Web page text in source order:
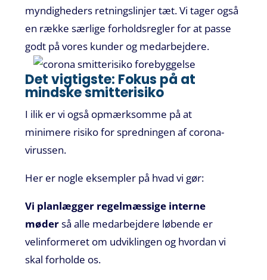
myndigheders retningslinjer tæt. Vi tager også
en række særlige forholdsregler for at passe
godt på vores kunder og medarbejdere.
Det vigtigste: Fokus på at
mindskesmitterisiko
I ilik er vi også opmærksomme påat
minimere risiko forspredningen afcorona-
virussen.
Her er nogle eksempler på hvad vi gør:
Vi planlægger regelmæssige interne
møderså alle medarbejdere løbende er
velinformeret om udviklingen og hvordan vi
skal forholde os.